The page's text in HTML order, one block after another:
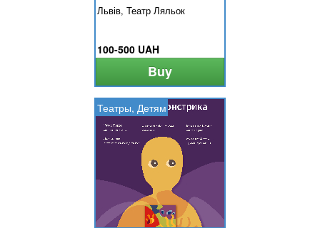
Львів, Театр Ляльок
100-500 UAH
Buy
Театры, Детям